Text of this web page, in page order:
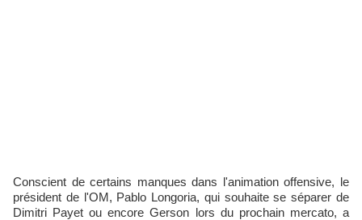
Conscient de certains manques dans l'animation offensive, le
président de l'OM, Pablo Longoria, qui souhaite se séparer de
Dimitri Payet ou encore Gerson lors du prochain mercato, a